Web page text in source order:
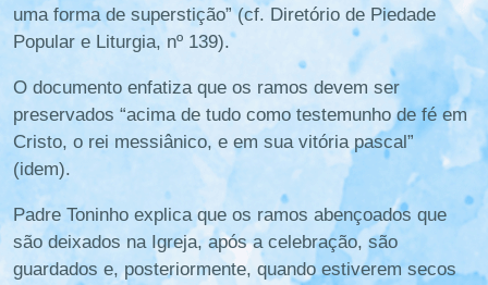
uma forma de superstição” (cf. Diretório de Piedade
Popular e Liturgia, nº 139).
O documento enfatiza que os ramos devem ser
preservados “acima de tudo como testemunho de fé em
Cristo, o rei messiânico, e em sua vitória pascal”
(idem).
Padre Toninho explica que os ramos abençoados que
são deixados na Igreja, após a celebração, são
guardados e, posteriormente, quando estiverem secos